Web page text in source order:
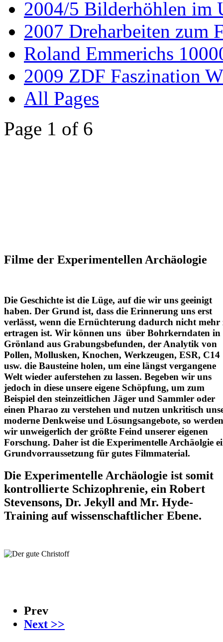
2004/5 Bilderhöhlen im
2007 Dreharbeiten zum
Roland Emmerichs
2009 ZDF Faszination
All Pages
Page 1 of 6
Filme der Experimentellen Archäologie
Die Geschichte ist die Lüge, auf die wir uns geeinigt
haben. Der Grund ist, dass die Erinnerung uns erst
verlässt, wenn die Ernüchterung dadurch nicht mehr
ertragen ist. Wir können uns über Bohrkerndaten in
Grönland aus Grabungsbefunden, der Analytik von
Pollen, Mollusken, Knochen, Werkzeugen, ESR, C14
usw. die Bausteine holen, um eine längst vergangene
Welt wieder auferstehen zu lassen. Begeben wir uns
jedoch in diese unsere eigene Schöpfung, um zum
Beispiel den steinzeitlichen Jäger und Sammler oder
einen Pharao zu verstehen und nutzen unkritisch
moderne Denkweise und Lösungsangebote, so werden
wir unweigerlich der größte Feind unserer eigenen
Forschung. Daher ist die Experimentelle Archäolgie
Grundvorraussetzung für gutes Filmmaterial.
Die Experimentelle Archäologie ist somit
kontrollierte Schizophrenie, ein Robert
Stevensons, Dr. Jekyll and Mr. Hyde-
Training auf wissenschaftlicher Ebene.
Prev
Next >>